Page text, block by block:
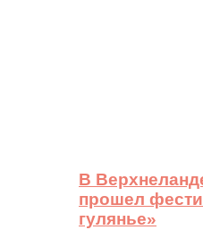
В
прошел
гулянье»